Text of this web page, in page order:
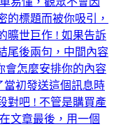
的標題而被你吸引，
曠世巨作 ! 如果告訴
尾後兩句，中間內容
會怎麼安排你的內容
當初發送這個訊息時
對吧 ! 不管是購買產
文章最後，用一個